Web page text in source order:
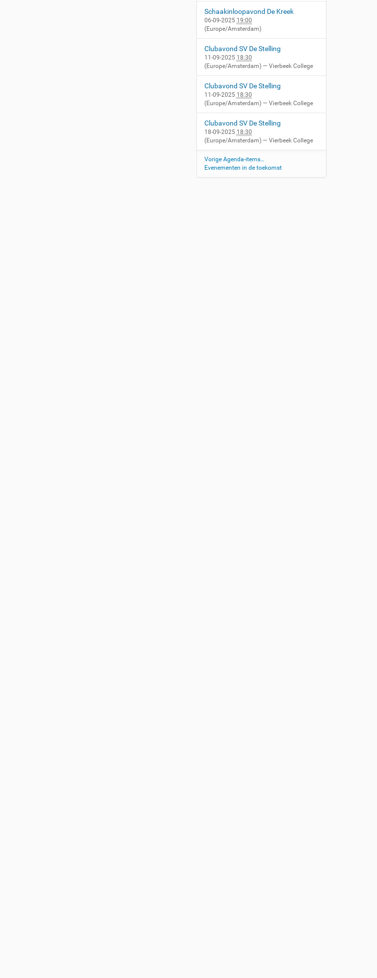
Schaakinloopavond De Kreek
06-09-2025 19:00
(Europe/Amsterdam)
Clubavond SV De Stelling
11-09-2025 18:30
(Europe/Amsterdam) — Vierbeek College
Clubavond SV De Stelling
11-09-2025 18:30
(Europe/Amsterdam) — Vierbeek College
Clubavond SV De Stelling
18-09-2025 18:30
(Europe/Amsterdam) — Vierbeek College
Vorige Agenda-items…
Evenementen in de toekomst